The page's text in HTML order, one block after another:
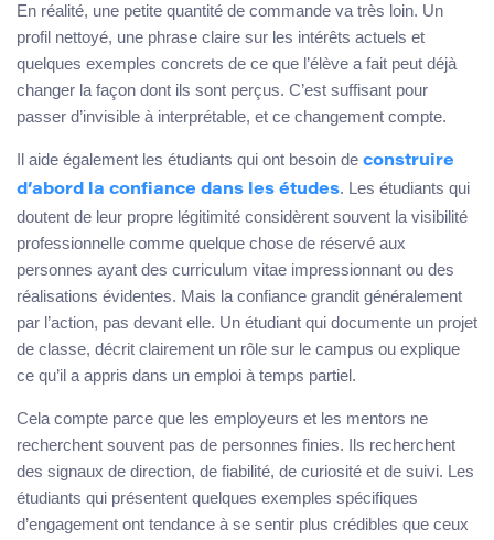
En réalité, une petite quantité de commande va très loin. Un
profil nettoyé, une phrase claire sur les intérêts actuels et
quelques exemples concrets de ce que l’élève a fait peut déjà
changer la façon dont ils sont perçus. C’est suffisant pour
passer d’invisible à interprétable, et ce changement compte.
Il aide également les étudiants qui ont besoin de construire
d’abord la confiance dans les études. Les étudiants qui
doutent de leur propre légitimité considèrent souvent la visibilité
professionnelle comme quelque chose de réservé aux
personnes ayant des curriculum vitae impressionnant ou des
réalisations évidentes. Mais la confiance grandit généralement
par l’action, pas devant elle. Un étudiant qui documente un projet
de classe, décrit clairement un rôle sur le campus ou explique
ce qu’il a appris dans un emploi à temps partiel.
Cela compte parce que les employeurs et les mentors ne
recherchent souvent pas de personnes finies. Ils recherchent
des signaux de direction, de fiabilité, de curiosité et de suivi. Les
étudiants qui présentent quelques exemples spécifiques
d’engagement ont tendance à se sentir plus crédibles que ceux